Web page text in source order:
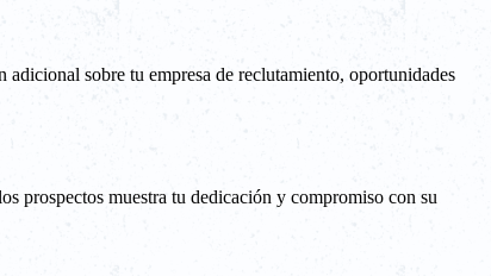
sobre tu empresa de reclutamiento, oportunidades
prospectos muestra tu dedicación y compromiso con su